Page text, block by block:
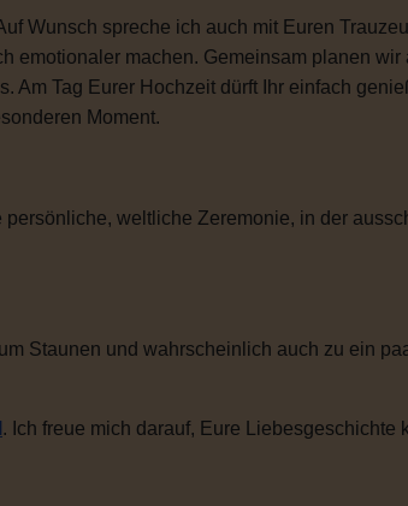
Wunsch spreche ich auch mit Euren
machen. Gemeinsam planen
Am Tag Eurer Hochzeit dürft Ihr einfach
Moment.
weltliche Zeremonie, in der
Staunen und wahrscheinlich auch zu ein
. Ich freue mich darauf, Eure